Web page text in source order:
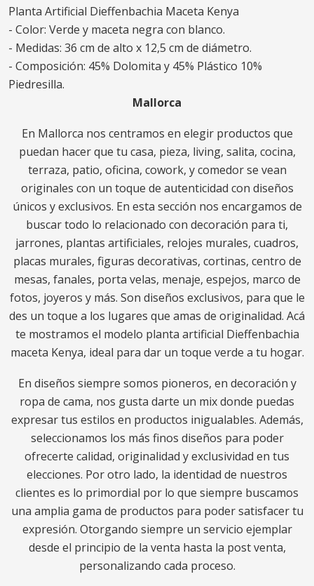
Planta Artificial Dieffenbachia Maceta Kenya
- Color: Verde y maceta negra con blanco.
- Medidas: 36 cm de alto x 12,5 cm de diámetro.
- Composición: 45% Dolomita y 45% Plástico 10%
Piedresilla.
Mallorca
En Mallorca nos centramos en elegir productos que
puedan hacer que tu casa, pieza, living, salita, cocina,
terraza, patio, oficina, cowork, y comedor se vean
originales con un toque de autenticidad con diseños
únicos y exclusivos. En esta sección nos encargamos de
buscar todo lo relacionado con decoración para ti,
jarrones, plantas artificiales, relojes murales, cuadros,
placas murales, figuras decorativas, cortinas, centro de
mesas, fanales, porta velas, menaje, espejos, marco de
fotos, joyeros y más. Son diseños exclusivos, para que le
des un toque a los lugares que amas de originalidad. Acá
te mostramos el modelo planta artificial Dieffenbachia
maceta Kenya, ideal para dar un toque verde a tu hogar.
En diseños siempre somos pioneros, en decoración y
ropa de cama, nos gusta darte un mix donde puedas
expresar tus estilos en productos inigualables. Además,
seleccionamos los más finos diseños para poder
ofrecerte calidad, originalidad y exclusividad en tus
elecciones. Por otro lado, la identidad de nuestros
clientes es lo primordial por lo que siempre buscamos
una amplia gama de productos para poder satisfacer tu
expresión. Otorgando siempre un servicio ejemplar
desde el principio de la venta hasta la post venta,
personalizando cada proceso.